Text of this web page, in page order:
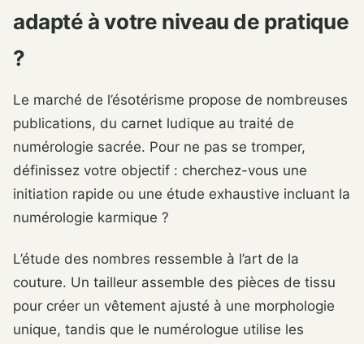
adapté à votre niveau de pratique
?
Le marché de l’ésotérisme propose de nombreuses
publications, du carnet ludique au traité de
numérologie sacrée. Pour ne pas se tromper,
définissez votre objectif : cherchez-vous une
initiation rapide ou une étude exhaustive incluant la
numérologie karmique ?
L’étude des nombres ressemble à l’art de la
couture. Un tailleur assemble des pièces de tissu
pour créer un vêtement ajusté à une morphologie
unique, tandis que le numérologue utilise les